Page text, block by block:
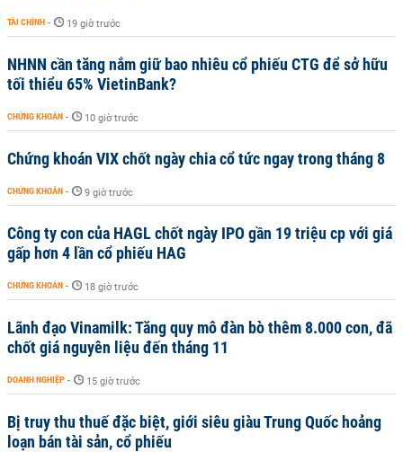
TÀI CHÍNH - 19 giờ trước
NHNN cần tăng nắm giữ bao nhiêu cổ phiếu CTG để sở hữu
tối thiểu 65% VietinBank?
CHỨNG KHOÁN - 10 giờ trước
Chứng khoán VIX chốt ngày chia cổ tức ngay trong tháng 8
CHỨNG KHOÁN - 9 giờ trước
Công ty con của HAGL chốt ngày IPO gần 19 triệu cp với giá
gấp hơn 4 lần cổ phiếu HAG
CHỨNG KHOÁN - 18 giờ trước
Lãnh đạo Vinamilk: Tăng quy mô đàn bò thêm 8.000 con, đã
chốt giá nguyên liệu đến tháng 11
DOANH NGHIỆP - 15 giờ trước
Bị truy thu thuế đặc biệt, giới siêu giàu Trung Quốc hoảng
loạn bán tài sản, cổ phiếu